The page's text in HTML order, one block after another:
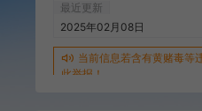
最近更新
2025年02月08日
当前信息若含有黄赌毒等
此举报！